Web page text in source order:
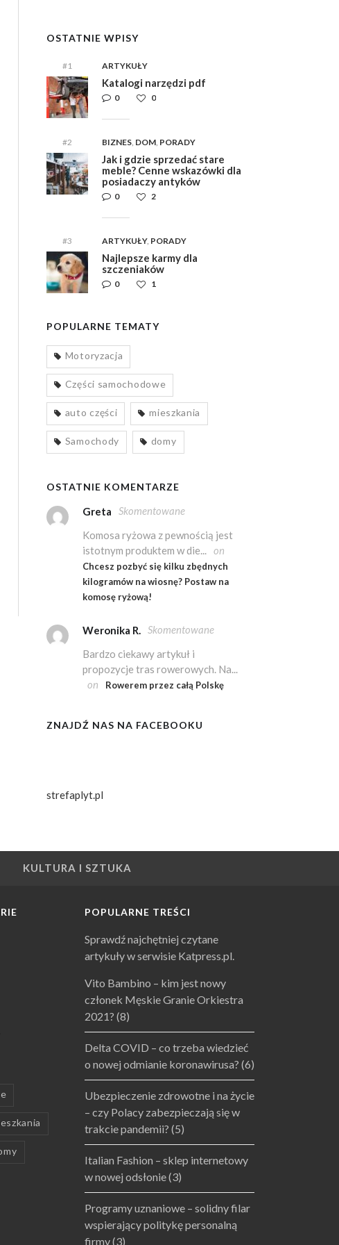
OSTATNIE WPISY
#1 ARTYKUŁY
Katalogi narzędzi pdf
0
0
#2 BIZNES, DOM, PORADY
Jak i gdzie sprzedać stare
meble? Cenne wskazówki dla
posiadaczy antyków
2
0
#3 ARTYKUŁY, PORADY
Najlepsze karmy dla
szczeniaków
1
0
POPULARNE TEMATY
Motoryzacja
Części samochodowe
auto części mieszkania
Samochody domy
OSTATNIE KOMENTARZE
Greta
Skomentowane
Komosa ryżowa z pewnością jest
istotnym produktem w die... on
Chcesz pozbyć się kilku zbędnych
kilogramów na wiosnę? Postaw na
komosę ryżową!
Weronika R. Skomentowane
Bardzo ciekawy artykuł i
propozycje tras rowerowych. Na...
on
Rowerem przez całą Polskę
ZNAJDŹ NAS NA FACEBOOKU
strefaplyt.pl
KULTURA I SZTUKA
POPULARNE TREŚCI
Sprawdź najchętniej czytane
artykuły w serwisie Katpress.pl.
Vito Bambino – kim jest nowy
członek Męskie Granie Orkiestra
2021? (8)
Delta COVID – co trzeba wiedzieć
o nowej odmianie koronawirusa? (6)
Ubezpieczenie zdrowotne i na życie
– czy Polacy zabezpieczają się w
trakcie pandemii? (5)
Italian Fashion – sklep internetowy
w nowej odsłonie(3)
Programy uznaniowe – solidny filar
wspierający politykę personalną
firmy(3)